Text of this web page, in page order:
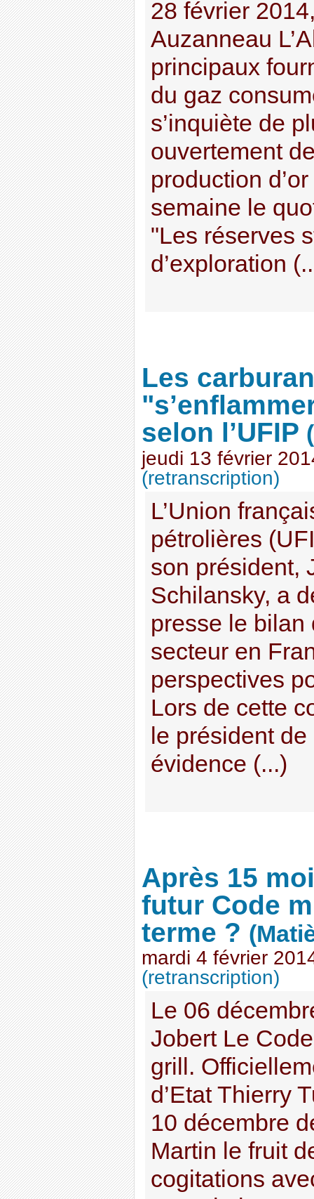
28 février
Auzanneau
principaux
du gaz
s’inquiète de
ouvertement
production
semaine le
"Les réserves
d’exploration
Les
selon l’UFIP
jeudi 13 février
(retranscription)
L’Union
pétrolières
son président,
Schilansky, a
presse le bilan
secteur en
perspectives
Lors de cette
le président
évidence (...)
Après 15
futur Code
terme ?
mardi 4 février
(retranscription)
Le 06
Jobert Le
grill.
d’Etat Thierry
10 décembre
Martin le fruit
cogitations